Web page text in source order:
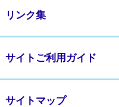
リンク集
サイトご利用ガイド
サイトマップ